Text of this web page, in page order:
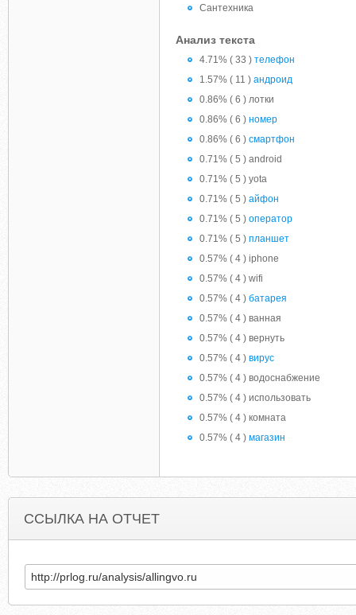
Сантехника
Анализ текста
4.71% ( 33 ) телефон
1.57% ( 11 ) андроид
0.86% ( 6 ) лотки
0.86% ( 6 ) номер
0.86% ( 6 ) смартфон
0.71% ( 5 ) android
0.71% ( 5 ) yota
0.71% ( 5 ) айфон
0.71% ( 5 ) оператор
0.71% ( 5 ) планшет
0.57% ( 4 ) iphone
0.57% ( 4 ) wifi
0.57% ( 4 ) батарея
0.57% ( 4 ) ванная
0.57% ( 4 ) вернуть
0.57% ( 4 ) вирус
0.57% ( 4 ) водоснабжение
0.57% ( 4 ) использовать
0.57% ( 4 ) комната
0.57% ( 4 ) магазин
ССЫЛКА НА ОТЧЕТ